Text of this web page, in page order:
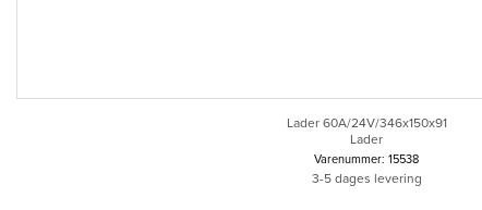
Lader 60A/24V/346x150x91
Lader
Varenummer: 15538
3-5 dages levering